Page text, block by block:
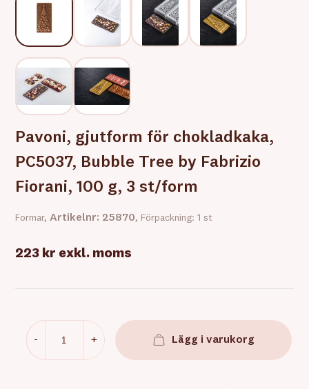
Pavoni, gjutform för chokladkaka,
PC5037, Bubble Tree by Fabrizio
Fiorani, 100 g, 3 st/form
Formar,Artikelnr: 25870, Förpackning: 1 st
223 kr exkl. moms
- + Lägg i varukorg